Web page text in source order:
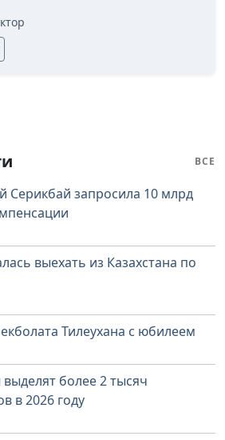
ВСЕ
Серикбай запросила 10 млрд
выехать из Казахстана по
Тилеухана с юбилеем
выделят более 2 тысяч
в 2026 году